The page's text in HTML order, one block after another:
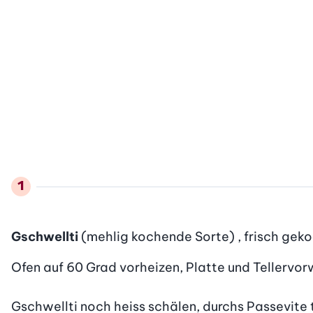
Gschwellti (mehlig kochende Sorte) , frisch
Ofen auf 60 Grad vorheizen, Platte und
Gschwellti noch heiss schälen, durchs Passevite